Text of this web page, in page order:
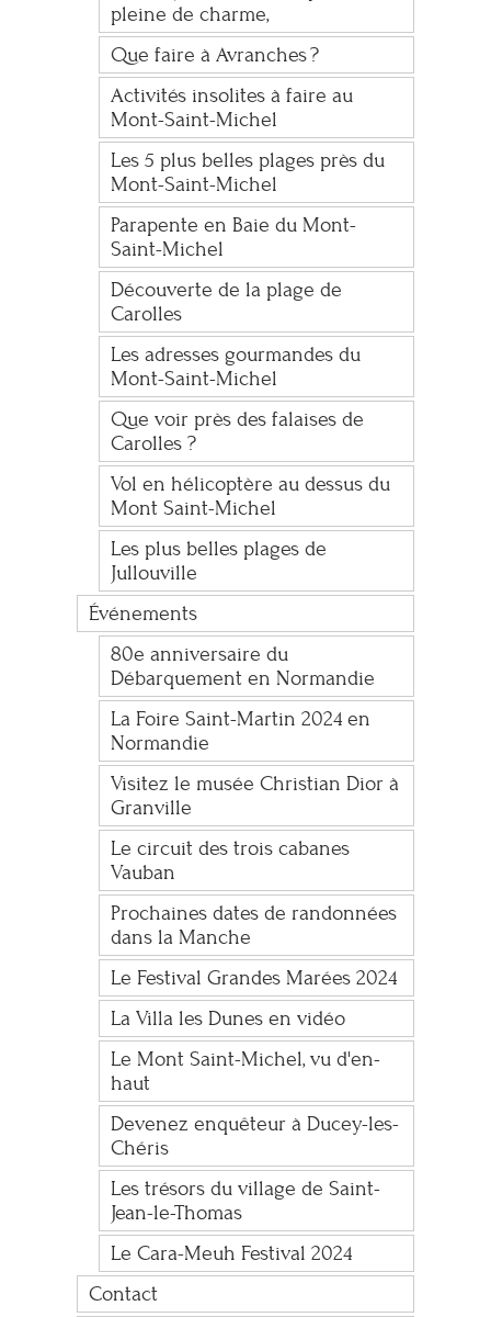
pleine de charme,
Que faire à Avranches ?
Activités insolites à faire au
Mont-Saint-Michel
Les 5 plus belles plages près du
Mont-Saint-Michel
Parapente en Baie du Mont-
Saint-Michel
Découverte de la plage de
Carolles
Les adresses gourmandes du
Mont-Saint-Michel
Que voir près des falaises de
Carolles ?
Vol en hélicoptère au dessus du
Mont Saint-Michel
Les plus belles plages de
Jullouville
Événements
80e anniversaire du
Débarquement en Normandie
La Foire Saint-Martin 2024 en
Normandie
Visitez le musée Christian Dior à
Granville
Le circuit des trois cabanes
Vauban
Prochaines dates de randonnées
dans la Manche
Le Festival Grandes Marées 2024
La Villa les Dunes en vidéo
Le Mont Saint-Michel, vu d'en-
haut
Devenez enquêteur à Ducey-les-
Chéris
Les trésors du village de Saint-
Jean-le-Thomas
Le Cara-Meuh Festival 2024
Contact